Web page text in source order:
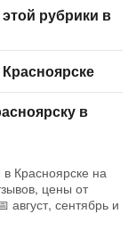
рубрики в
в
Красноярске на
цены от
август, сентябрь и